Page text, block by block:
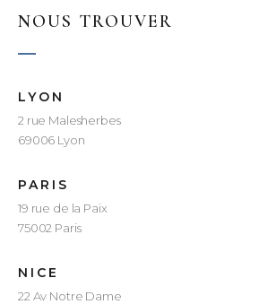
NOUS TROUVER
LYON
2 rue Malesherbes
69006 Lyon
PARIS
19 rue de la Paix
75002 Paris
NICE
22 Av Notre Dame